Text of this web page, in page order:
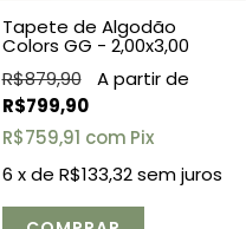
Tapete de Algodão
Colors GG - 2,00x3,00
R$879,90
R$799,90
R$759,91 com Pix
6 x de R$133,32 sem juros